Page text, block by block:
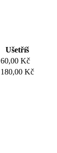
Ušetříš
60,00 Kč
180,00 Kč